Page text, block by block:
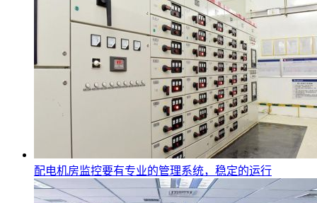
配电机房监控要有专业的管理系统，稳定的运行